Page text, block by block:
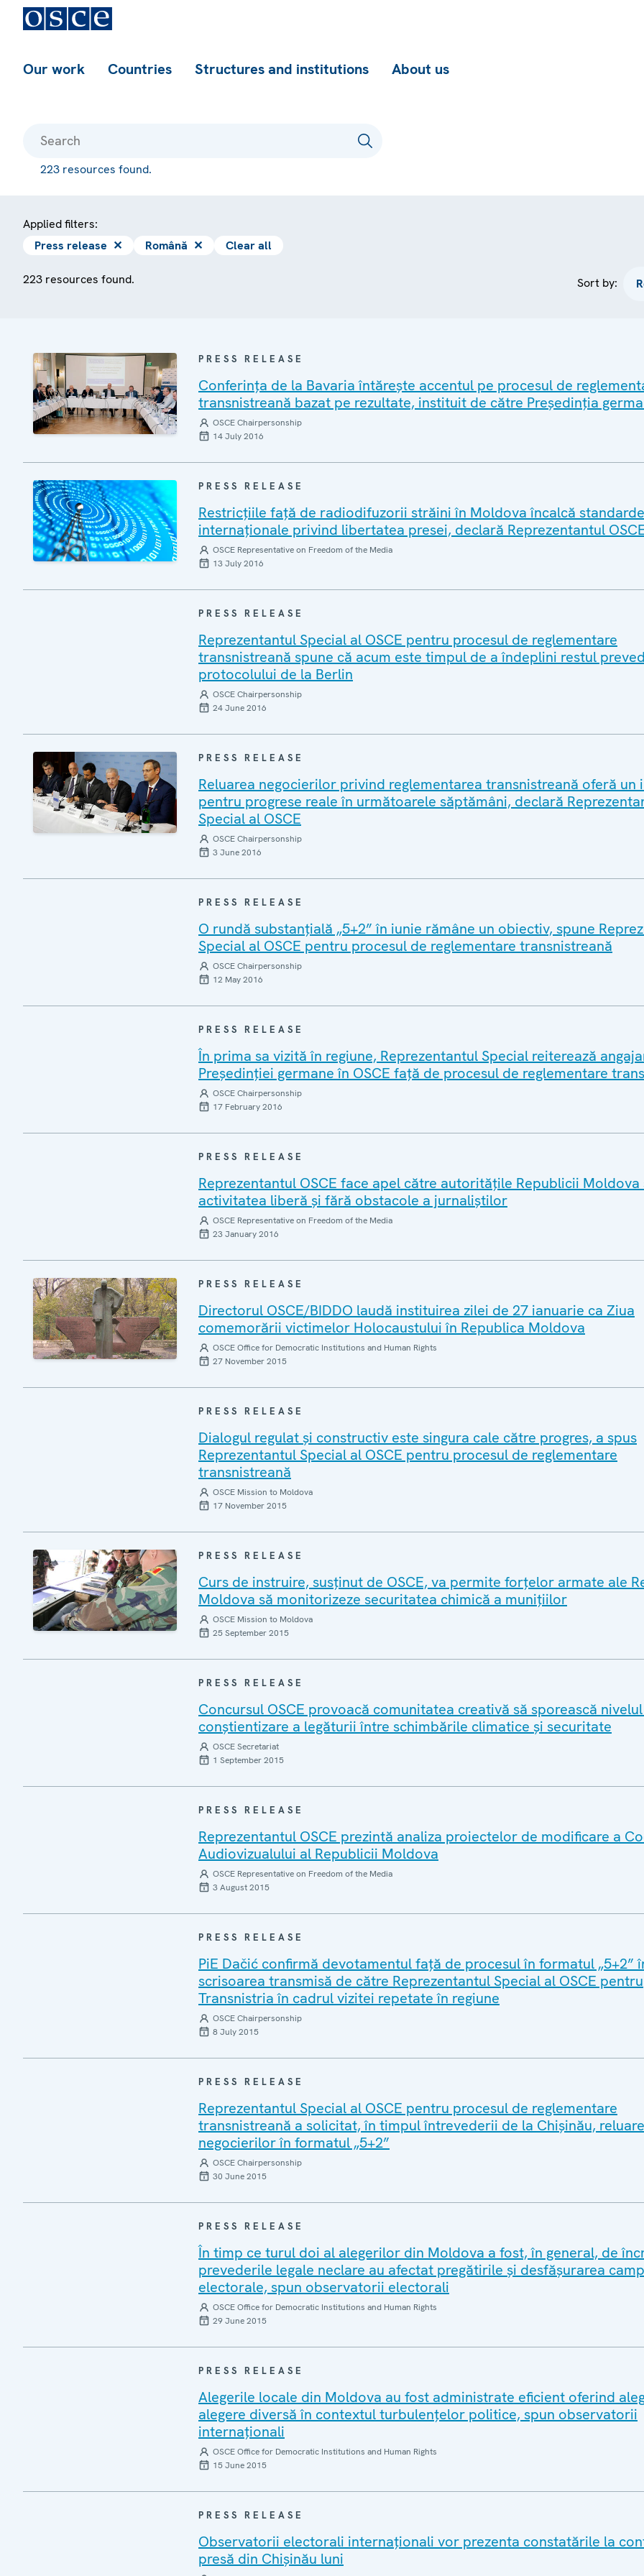
Our work Countries Structures and institutions About us
223 resources found.
Applied filters:
Press release ✕ Română ✕ Clear all
223 resources found. Sort by:
PRESS RELEASE
Conferința de la Bavaria întărește accentul pe procesul de
transnistreană bazat pe rezultate, instituit de către Președinția
OSCE Chairpersonship
14 July 2016
PRESS RELEASE
Restricțiile față de radiodifuzorii străini în Moldova încalcă
internaționale privind libertatea presei, declară Reprezentantul
OSCE Representative on Freedom of the Media
13 July 2016
PRESS RELEASE
Reprezentantul Special al OSCE pentru procesul de reglementare
transnistreană spune că acum este timpul de a îndeplini restul
protocolului de la Berlin
OSCE Chairpersonship
24 June 2016
PRESS RELEASE
Reluarea negocierilor privind reglementarea transnistreană oferă un
pentru progrese reale în următoarele săptămâni, declară
Special al OSCE
OSCE Chairpersonship
3 June 2016
PRESS RELEASE
O rundă substanțială „5+2” în iunie rămâne un obiectiv, spune
Special al OSCE pentru procesul de reglementare transnistreană
OSCE Chairpersonship
12 May 2016
PRESS RELEASE
În prima sa vizită în regiune, Reprezentantul Special reiterează
Președinției germane în OSCE față de procesul de reglementare
OSCE Chairpersonship
17 February 2016
PRESS RELEASE
Reprezentantul OSCE face apel către autoritățile Republicii
activitatea liberă și fără obstacole a jurnaliștilor
OSCE Representative on Freedom of the Media
23 January 2016
PRESS RELEASE
Directorul OSCE/BIDDO laudă instituirea zilei de 27 ianuarie ca Ziua
comemorării victimelor Holocaustului în Republica Moldova
OSCE Office for Democratic Institutions and Human Rights
27 November 2015
PRESS RELEASE
Dialogul regulat și constructiv este singura cale către progres, a spus
Reprezentantul Special al OSCE pentru procesul de reglementare
transnistreană
OSCE Mission to Moldova
17 November 2015
PRESS RELEASE
Curs de instruire, susținut de OSCE, va permite forțelor armate ale
Moldova să monitorizeze securitatea chimică a munițiilor
OSCE Mission to Moldova
25 September 2015
PRESS RELEASE
Concursul OSCE provoacă comunitatea creativă să sporească
conștientizare a legăturii între schimbările climatice și securitate
OSCE Secretariat
1 September 2015
PRESS RELEASE
Reprezentantul OSCE prezintă analiza proiectelor de modificare a
Audiovizualului al Republicii Moldova
OSCE Representative on Freedom of the Media
3 August 2015
PRESS RELEASE
PiE Dačić confirmă devotamentul față de procesul în formatul „5+2”
scrisoarea transmisă de către Reprezentantul Special al OSCE pentru
Transnistria în cadrul vizitei repetate în regiune
OSCE Chairpersonship
8 July 2015
PRESS RELEASE
Reprezentantul Special al OSCE pentru procesul de reglementare
transnistreană a solicitat, în timpul întrevederii de la Chișinău,
negocierilor în formatul „5+2”
OSCE Chairpersonship
30 June 2015
PRESS RELEASE
În timp ce turul doi al alegerilor din Moldova a fost, în general, de
prevederile legale neclare au afectat pregătirile și desfășurarea
electorale, spun observatorii electorali
OSCE Office for Democratic Institutions and Human Rights
29 June 2015
PRESS RELEASE
Alegerile locale din Moldova au fost administrate eficient oferind
alegere diversă în contextul turbulențelor politice, spun observatorii
internaționali
OSCE Office for Democratic Institutions and Human Rights
15 June 2015
PRESS RELEASE
Observatorii electorali internaționali vor prezenta constatările la
presă din Chișinău luni